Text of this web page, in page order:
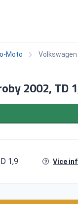
Moto Volkswagen
2002, TD
1,9 Více